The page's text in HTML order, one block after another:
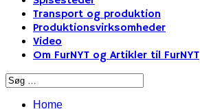
Transport og produktion
Produktionsvirksomheder
Video
Om FurNYT og Artikler til FurNYT
Home